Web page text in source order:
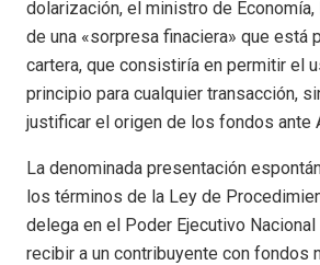
dolarización, el ministro de Economía,
de una «sorpresa finaciera» que está
cartera, que consistiría en permitir el
principio para cualquier transacción,
justificar el origen de los fondos ante
La denominada presentación
los términos de la Ley de
delega en el Poder Ejecutivo
recibir a un contribuyente con fondos